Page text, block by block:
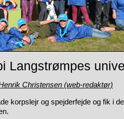
Langstrømpes
Christensen (web-redaktør)
korpslejr og spejderfejde og fik i